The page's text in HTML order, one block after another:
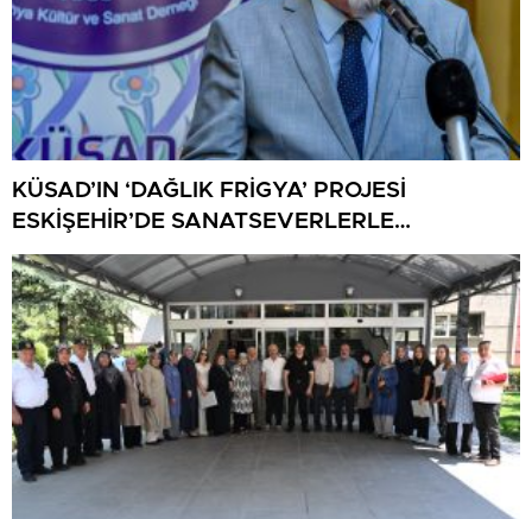
KÜSAD’IN ‘DAĞLIK FRİGYA’ PROJESİ
ESKİŞEHİR’DE SANATSEVERLERLE
BULUŞUYOR